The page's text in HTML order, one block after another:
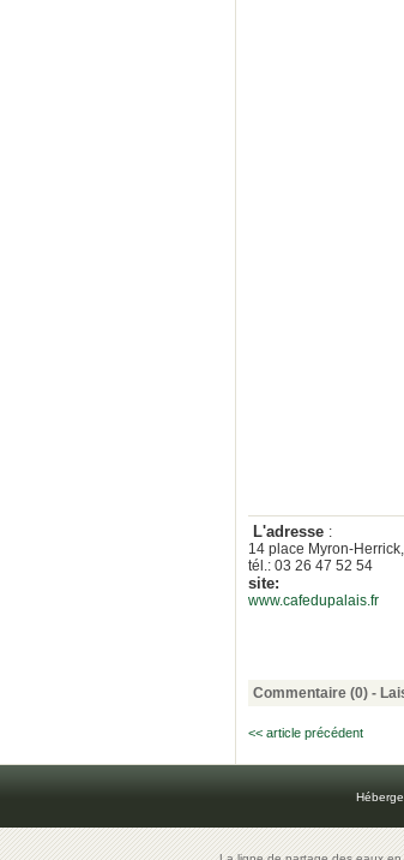
L'adresse :
14 place Myron-
tél.: 03 26 47 52 54
site:
www.cafedupalais.fr
Commentaire (0) -
<< article précédent